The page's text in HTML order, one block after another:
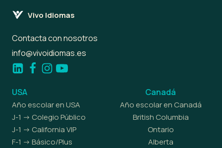
Vivo Idiomas
Contacta con nosotros
info@vivoidiomas.es
USA
Año escolar en USA
J-1 -> Colegio Público
J-1 -> California VIP
F-1 -> Básico/Plus
Canadá
Año escolar en Canadá
British Columbia
Ontario
Alberta